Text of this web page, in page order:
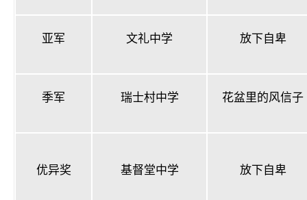
亚军 文礼中学 放下自卑
季军 瑞士村中学 花盆里的风信子
优异奖 基督堂中学 放下自卑